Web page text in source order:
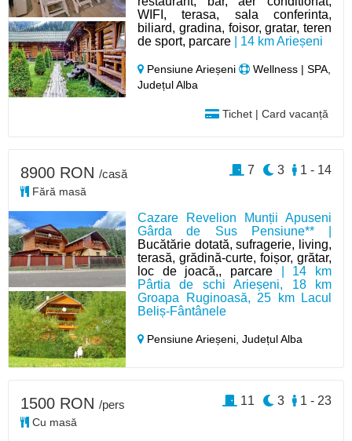
WIFI, terasa, sala conferinta,
biliard, gradina, foisor, gratar, teren
de sport, parcare | 14 km Arieșeni
Pensiune Arieșeni
Wellness | SPA,
Județul Alba
Tichet | Card vacanță
Cazare Revelion Munții Apuseni
Gârda de Sus Pensiune** |
Bucătărie dotată, sufragerie, living,
terasă, grădină-curte, foișor, grătar,
loc de joacă,, parcare | 14 km
Pârtia de schi Arieșeni, 18 km
Groapa Ruginoasă, 25 km Lacul
Beliș-Fântânele
Pensiune Arieșeni,Județul Alba
8900 RON /casă
Fără masă
1 - 14
3
7
1500 RON /pers
Cu masă
1 - 23
3
11